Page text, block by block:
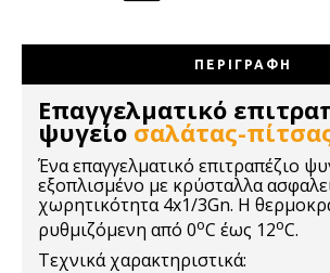
ΠΕΡΙΓΡΑΦΉ
Επαγγελματικό
ψυγείο σαλάτας-
Ένα επαγγελματικό επιτραπέζιο
εξοπλισμένο με κρύσταλλα
χωρητικότητα 4x1/3Gn. Η
ρυθμιζόμενη από 0oC έως 12oC.
Τεχνικά χαρακτηριστικά: